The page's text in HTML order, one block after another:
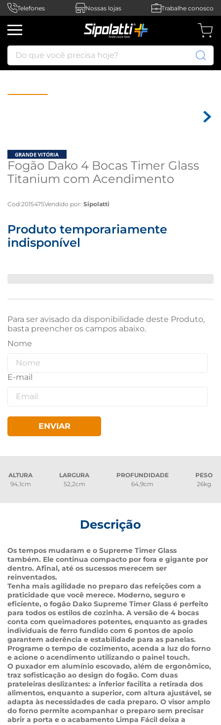
Telefones Nossas lojas Trabalhe conosco
Do que você precisa hoje?
Fogão Dako 4 Bocas Timer Glass
Titanium com Acendimento
Cod:2015475Vendido por: Sipolatti
Produto temporariamente
indisponível
Para ser avisado da disponibilidade deste Produto,
basta preencher os campos abaixo.
ENVIAR
ALTURA
94,1cm
LARGURA
52,2cm
PROFUNDIDADE
64,9cm
PESO
26kg
Descrição
Os tempos mudaram e o Supreme Timer Glass
também. Ele continua compacto por fora e gigante por
dentro. Afinal, até os sucessos merecem ser
reinventados.
Tenha mais agilidade no preparo das refeições com a
praticidade que você merece. Moderno, seguro e
eficiente, o fogão Dako Supreme Timer Glass é perfeito
para todos os estilos de cozinha. A versão de 4 bocas
conta com queimadores potentes, enquanto as grades
individuais de ferro fundido com 6 pontos de apoio
garantem aderência e estabilidade para as panelas.
Programe o tempo de cozimento, acenda a luz do forno
e acione o acendimento utilizando o painel touch.
O puxador em alumínio escovado, além de ergonômico,
traz sofisticação ao design do fogão. Com duas
prateleiras deslizantes: a inferior facilita a retirada dos
alimentos, enquanto a superior, com altura ajustável, se
adapta às necessidades de cada preparo. O visor amplo
do forno permite acompanhar o preparo sem precisar
abrir a porta e o acabamento Limpa Fácil deixa a